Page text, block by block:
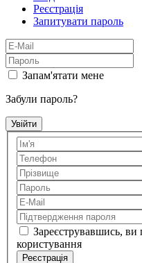
Реєстрація
Запитувати пароль
Запам'ятати мене
Забули пароль?
Зареєструвавшись, ви
користування